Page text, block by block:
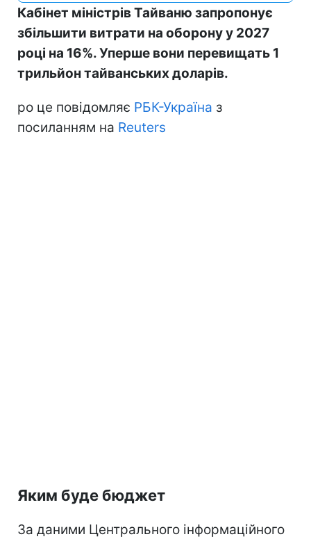
Кабінет міністрів Тайваню запропонує
збільшити витрати на оборону у 2027
році на 16%. Уперше вони перевищать 1
трильйон тайванських доларів.
ро це повідомляє РБК-Україна з
посиланням на Reuters
Яким буде бюджет
За даними Центрального інформаційного